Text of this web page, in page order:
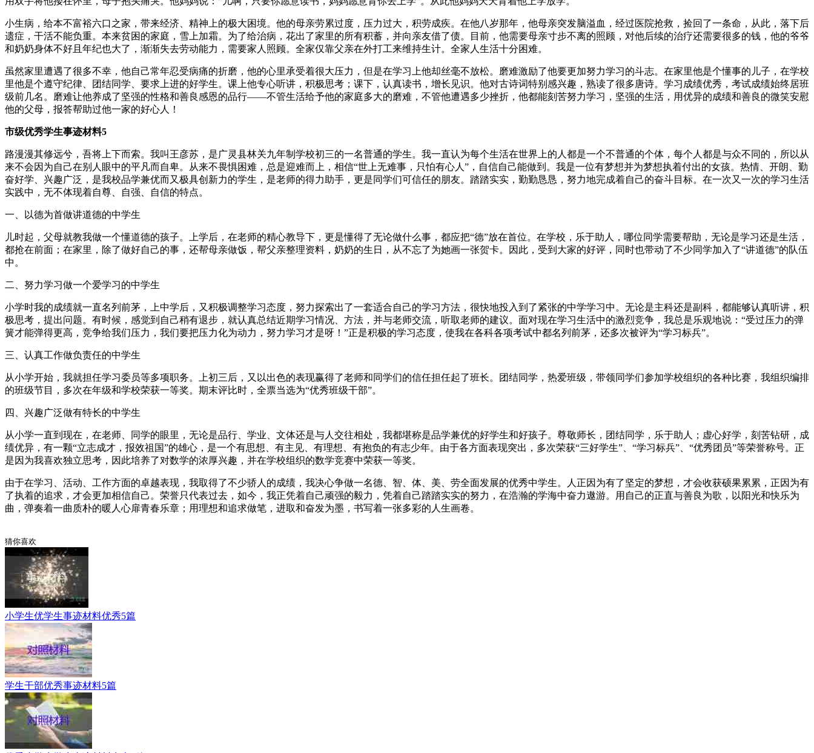
小生病，给本不富裕六口之家，带来经济、精神上的极大困境。他的母亲劳累过度，压力过大，积劳成疾。在他八岁那年，他母亲突发脑溢血，经过医院抢救，捡回了一条命，从此，落下后
遗症，干活不能负重。本来贫困的家庭，雪上加霜。为了给治病，花出了家里的所有积蓄，并向亲友借了债。目前，他需要母亲寸步不离的照顾，对他后续的治疗还需要很多的钱，他的爷爷
和奶奶身体不好且年纪也大了，渐渐失去劳动能力，需要家人照顾。全家仅靠父亲在外打工来维持生计。全家人生活十分困难。
虽然家里遭遇了很多不幸，他自己常年忍受病痛的折磨，他的心里承受着很大压力，但是在学习上他却丝毫不放松。磨难激励了他要更加努力学习的斗志。在家里他是个懂事的儿子，在学校
里他是个遵守纪律、团结同学、要求上进的好学生。课上他专心听讲，积极思考；课下，认真读书，增长见识。他对古诗词特别感兴趣，熟读了很多唐诗。学习成绩优秀，考试成绩始终居班
级前几名。磨难让他养成了坚强的性格和善良感恩的品行——不管生活给予他的家庭多大的磨难，不管他遭遇多少挫折，他都能刻苦努力学习，坚强的生活，用优异的成绩和善良的微笑安慰
他的父母，报答帮助过他一家的好心人！
市级优秀学生事迹材料5
路漫漫其修远兮，吾将上下而索。我叫王彦苏，是广灵县林关九年制学校初三的一名普通的学生。我一直认为每个生活在世界上的人都是一个不普通的个体，每个人都是与众不同的，所以从
来不会因为自己在别人眼中的平凡而自卑。从来不畏惧困难，总是迎难而上，相信“世上无难事，只怕有心人”，自信自己能做到。我是一位有梦想并为梦想执着付出的女孩。热情、开朗、勤
奋好学、兴趣广泛，是我校品学兼优而又极具创新力的学生，是老师的得力助手，更是同学们可信任的朋友。踏踏实实，勤勤恳恳，努力地完成着自己的奋斗目标。在一次又一次的学习生活
实践中，无不体现着自尊、自强、自信的特点。
一、以德为首做讲道德的中学生
儿时起，父母就教我做一个懂道德的孩子。上学后，在老师的精心教导下，更是懂得了无论做什么事，都应把“德”放在首位。在学校，乐于助人，哪位同学需要帮助，无论是学习还是生活，
都抢在前面；在家里，除了做好自己的事，还帮母亲做饭，帮父亲整理资料，奶奶的生日，从不忘了为她画一张贺卡。因此，受到大家的好评，同时也带动了不少同学加入了“讲道德”的队伍
中。
二、努力学习做一个爱学习的中学生
小学时我的成绩就一直名列前茅，上中学后，又积极调整学习态度，努力探索出了一套适合自己的学习方法，很快地投入到了紧张的中学学习中。无论是主科还是副科，都能够认真听讲，积
极思考，提出问题。有时候，感觉到自己稍有退步，就认真总结近期学习情况、方法，并与老师交流，听取老师的建议。面对现在学习生活中的激烈竞争，我总是乐观地说：“受过压力的弹
簧才能弹得更高，竞争给我们压力，我们要把压力化为动力，努力学习才是呀！”正是积极的学习态度，使我在各科各项考试中都名列前茅，还多次被评为“学习标兵”。
三、认真工作做负责任的中学生
从小学开始，我就担任学习委员等多项职务。上初三后，又以出色的表现赢得了老师和同学们的信任担任起了班长。团结同学，热爱班级，带领同学们参加学校组织的各种比赛，我组织编排
的班级节目，多次在年级和学校荣获一等奖。期末评比时，全票当选为“优秀班级干部”。
四、兴趣广泛做有特长的中学生
从小学一直到现在，在老师、同学的眼里，无论是品行、学业、文体还是与人交往相处，我都堪称是品学兼优的好学生和好孩子。尊敬师长，团结同学，乐于助人；虚心好学，刻苦钻研，成
绩优异，有一颗“立志成才，报效祖国”的雄心，是一个有思想、有主见、有理想、有抱负的有志少年。由于各方面表现突出，多次荣获“三好学生”、“学习标兵”、“优秀团员”等荣誉称号。正
是因为我喜欢独立思考，因此培养了对数学的浓厚兴趣，并在学校组织的数学竞赛中荣获一等奖。
由于在学习、活动、工作方面的卓越表现，我取得了不少骄人的成绩，我决心争做一名德、智、体、美、劳全面发展的优秀中学生。人正因为有了坚定的梦想，才会收获硕果累累，正因为有
了执着的追求，才会更加相信自己。荣誉只代表过去，如今，我正凭着自己顽强的毅力，凭着自己踏踏实实的努力，在浩瀚的学海中奋力遨游。用自己的正直与善良为歌，以阳光和快乐为
曲，弹奏着一曲质朴的暖人心扉青春乐章；用理想和追求做笔，进取和奋发为墨，书写着一张多彩的人生画卷。
猜你喜欢
小学生优学生事迹材料优秀5篇
学生干部优秀事迹材料5篇